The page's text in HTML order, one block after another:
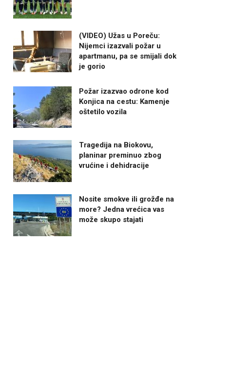
(VIDEO) Užas u Poreču:
Nijemci izazvali požar u
apartmanu, pa se smijali dok
je gorio
Požar izazvao odrone kod
Konjica na cestu: Kamenje
oštetilo vozila
Tragedija na Biokovu,
planinar preminuo zbog
vrućine i dehidracije
Nosite smokve ili grožđe na
more? Jedna vrećica vas
može skupo stajati